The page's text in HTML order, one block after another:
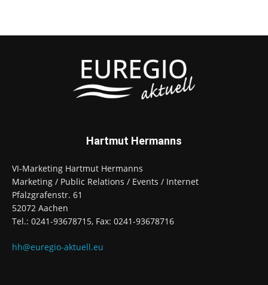
Hartmut Hermanns
VI-Marketing Hartmut Hermanns
Marketing / Public Relations / Events / Internet
Pfalzgrafenstr. 61
52072 Aachen
Tel.: 0241-93678715, Fax: 0241-93678716
hh@euregio-aktuell.eu